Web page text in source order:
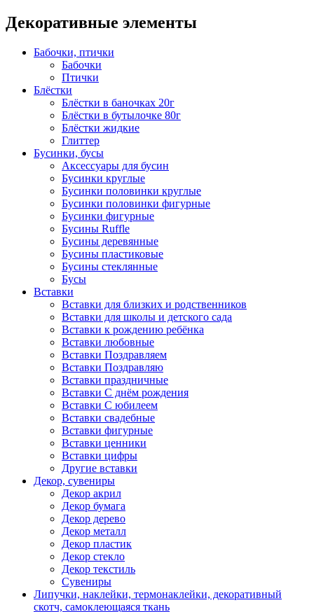
Декоративные элементы
Бабочки, птички
Бабочки
Птички
Блёстки
Блёстки в баночках 20г
Блёстки в бутылочке 80г
Блёстки жидкие
Глиттер
Бусинки, бусы
Аксессуары для бусин
Бусинки круглые
Бусинки половинки круглые
Бусинки половинки фигурные
Бусинки фигурные
Бусины Ruffle
Бусины деревянные
Бусины пластиковые
Бусины стеклянные
Бусы
Вставки
Вставки для близких и родственников
Вставки для школы и детского сада
Вставки к рождению ребёнка
Вставки любовные
Вставки Поздравляем
Вставки Поздравляю
Вставки праздничные
Вставки С днём рождения
Вставки С юбилеем
Вставки свадебные
Вставки фигурные
Вставки ценники
Вставки цифры
Другие вставки
Декор, сувениры
Декор акрил
Декор бумага
Декор дерево
Декор металл
Декор пластик
Декор стекло
Декор текстиль
Сувениры
Липучки, наклейки, термонаклейки, декоративный
скотч, самоклеющаяся ткань